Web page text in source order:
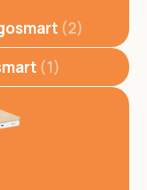
2
1